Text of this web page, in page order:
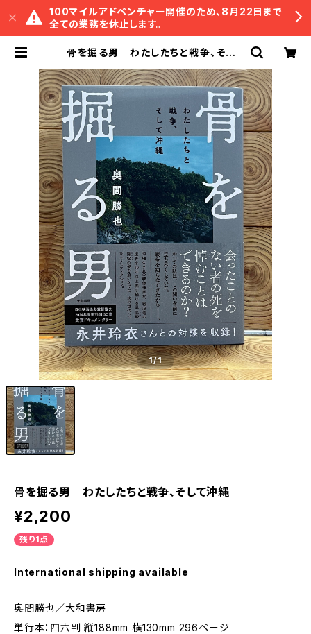
100マイルアドベンチャー開催のため、8月22日まで
全ての業務を休止します。
骨を掘る男 わたしたちと戦争、そして
1/1
骨を掘る男 わたしたちと戦争、そして沖縄
¥2,200
残り1点
International shipping available
奥間勝也／大和書房
単行本：四六判 縦188mm 横130mm 296ページ